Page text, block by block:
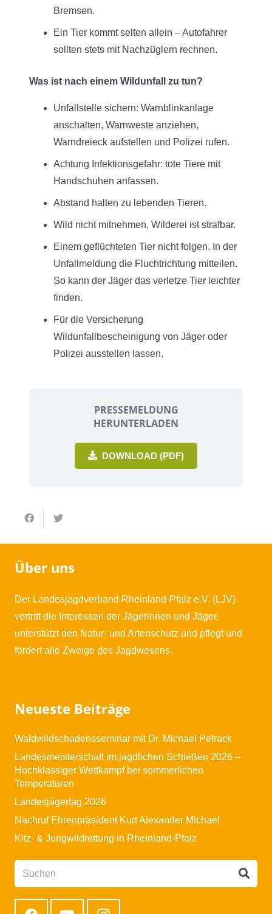
Bremsen.
Ein Tier kommt selten allein – Autofahrer
sollten stets mit Nachzüglern rechnen.
Was ist nach einem Wildunfall zu tun?
Unfallstelle sichern: Warnblinkanlage
anschalten, Warnweste anziehen,
Warndreieck aufstellen und Polizei rufen.
Achtung Infektionsgefahr: tote Tiere mit
Handschuhen anfassen.
Abstand halten zu lebenden Tieren.
Wild nicht mitnehmen, Wilderei ist strafbar.
Einem geflüchteten Tier nicht folgen. In der
Unfallmeldung die Fluchtrichtung mitteilen.
So kann der Jäger das verletze Tier leichter
finden.
Für die Versicherung
Wildunfallbescheinigung von Jäger oder
Polizei ausstellen lassen.
PRESSEMELDUNG
HERUNTERLADEN
DOWNLOAD (PDF)
Über uns
Der Landesjagdverband Rheinland-Pfalz e.V. (LJV)
vertritt die Interessen der Jägerinnen und Jäger,
unterstützt den Natur- und Artenschutz und pflegt und
fördert alle Zweige des Jagdwesens.
Neueste Beiträge
Waldwildschadensseminar mit Dr. Michael Petrack
Landesmeisterschaft im jagdlichen Schießen 2026 –
Hochklassiger Wettkampf bei sommerlichen
Temperaturen
Landesjägertag 2026
Nachruf Ehrenpräsident Kurt Alexander Michael
Kitz- & Jungwildrettung in Rheinland-Pfalz